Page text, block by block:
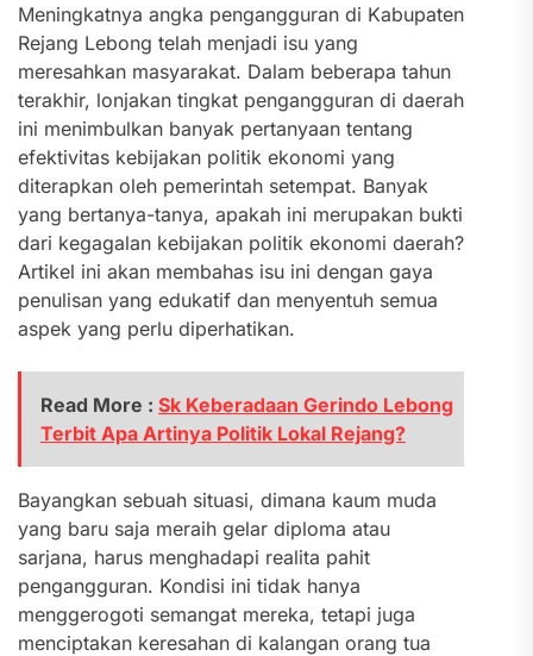
Meningkatnya angka pengangguran di Kabupaten
Rejang Lebong telah menjadi isu yang
meresahkan masyarakat. Dalam beberapa tahun
terakhir, lonjakan tingkat pengangguran di daerah
ini menimbulkan banyak pertanyaan tentang
efektivitas kebijakan politik ekonomi yang
diterapkan oleh pemerintah setempat. Banyak
yang bertanya-tanya, apakah ini merupakan bukti
dari kegagalan kebijakan politik ekonomi daerah?
Artikel ini akan membahas isu ini dengan gaya
penulisan yang edukatif dan menyentuh semua
aspek yang perlu diperhatikan.
Read More : Sk Keberadaan Gerindo Lebong
Terbit Apa Artinya Politik Lokal Rejang?
Bayangkan sebuah situasi, dimana kaum muda
yang baru saja meraih gelar diploma atau
sarjana, harus menghadapi realita pahit
pengangguran. Kondisi ini tidak hanya
menggerogoti semangat mereka, tetapi juga
menciptakan keresahan di kalangan orang tua